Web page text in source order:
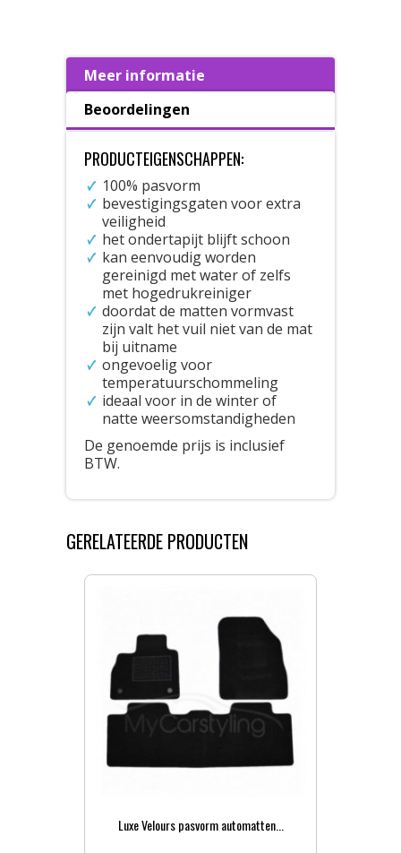
Meer informatie
Beoordelingen
PRODUCTEIGENSCHAPPEN:
100% pasvorm
bevestigingsgaten voor extra
veiligheid
het ondertapijt blijft schoon
kan eenvoudig worden
gereinigd met water of zelfs
met hogedrukreiniger
doordat de matten vormvast
zijn valt het vuil niet van de mat
bij uitname
ongevoelig voor
temperatuurschommeling
ideaal voor in de winter of
natte weersomstandigheden
De genoemde prijs is inclusief
BTW.
GERELATEERDE PRODUCTEN
Luxe Velours pasvorm automatten...